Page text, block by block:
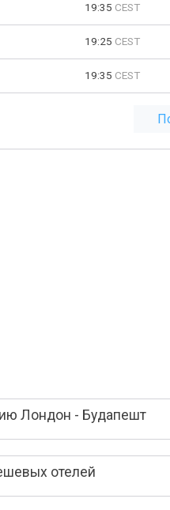
19:35 CEST
19:25 CEST
19:35 CEST
Лондон - Будапешт
отелей